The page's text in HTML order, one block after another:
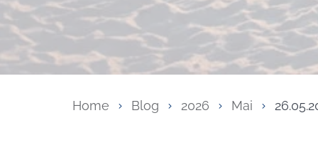
Home Blog 2026 Mai